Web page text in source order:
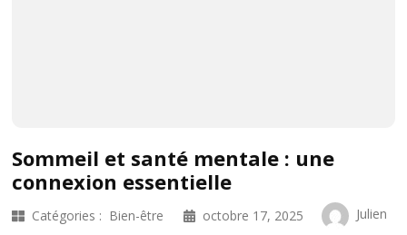
Sommeil et santé mentale : une
connexion essentielle
Catégories : Bien-être octobre 17, 2025 Julien